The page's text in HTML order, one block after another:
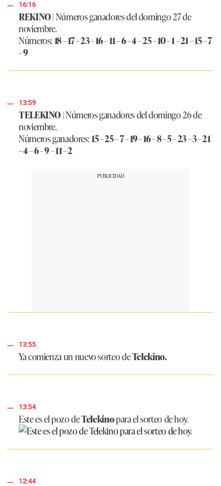
16:16
REKINO| Números ganadores del domingo 27 de
noviembre.
Números:18 – 17 – 23 – 16 – 11 – 6 – 4 – 25 – 10 – 1 – 21 – 15 – 7
– 9
13:59
TELEKINO| Números ganadores del domingo 26 de
noviembre.
Números ganadores:15 – 25 – 7 – 19 – 16 – 8 – 5 – 23 – 3 – 21
– 4 – 6 – 9 – 11 – 2
13:55
Ya comienza un nuevo sorteo deTelekino.
13:54
Este es el pozo deTelekinopara el sorteo de hoy.
12:44